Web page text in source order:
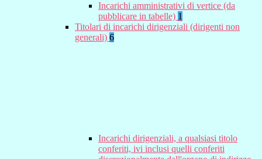
Incarichi amministrativi di vertice (da
pubblicare in tabelle) 1
Titolari di incarichi dirigenziali (dirigenti non
generali) 6
Incarichi dirigenziali, a qualsiasi titolo
conferiti, ivi inclusi quelli conferiti